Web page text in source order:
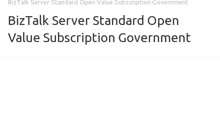
BizTalk Server Standard Open Value Subscription Government
BizTalk Server Standard Open
Value Subscription Government